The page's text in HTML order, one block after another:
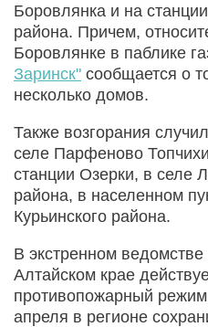
Боровлянка и на
района. Причем,
Боровлянке в паблике
Заринск" сообщается о
несколько домов.
Также возгорания
селе Парфеново
станции Озерки, в селе
района, в населенном
Курьинского района.
В экстренном
Алтайском крае
противопожарный
апреля в регионе